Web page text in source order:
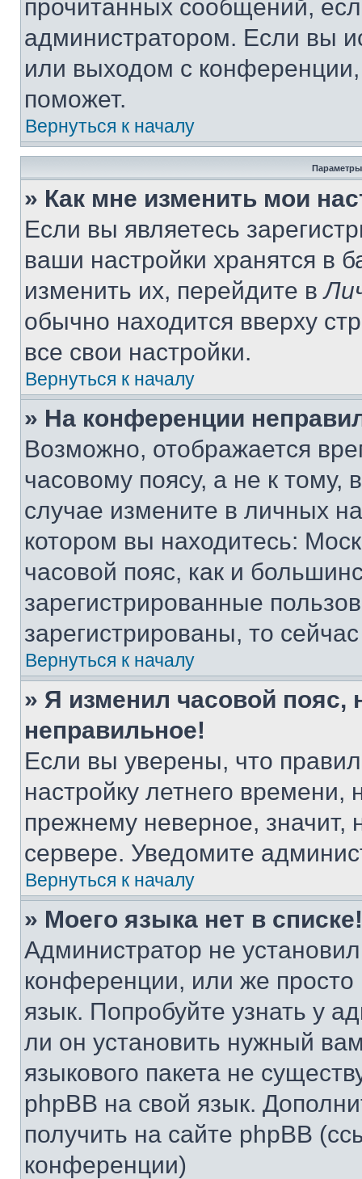
прочитанных сообщений,
администратором. Если вы
или выходом с
поможет.
Вернуться к началу
Параметры
» Как мне изменить мои
Если вы являетесь
ваши настройки хранятся в
изменить их, перейдите в
обычно находится вверху
все свои настройки.
Вернуться к началу
» На конференции
Возможно, отображается
часовому поясу, а не к тому,
случае измените в личных
котором вы находитесь:
часовой пояс, как и
зарегистрированные
зарегистрированы, то
Вернуться к началу
» Я изменил часовой пояс,
неправильное!
Если вы уверены, что
настройку летнего
прежнему неверное, значит,
сервере. Уведомите
Вернуться к началу
» Моего языка нет в списке!
Администратор не
конференции, или же
язык. Попробуйте узнать у
ли он установить нужный
языкового пакета не
phpBB на свой язык.
получить на сайте phpBB
конференции)